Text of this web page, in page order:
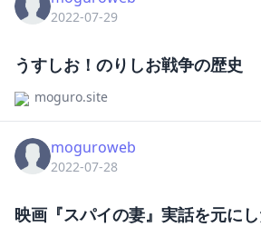
2022-07-29
うすしお！のりしお戦争の歴史
moguro.site
moguroweb
2022-07-28
映画『スパイの妻』実話を元に